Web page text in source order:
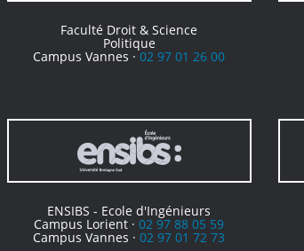
Faculté Droit & Science
Politique
Campus Vannes ·02 97 01 26 00
ENSIBS - Ecole d'Ingénieurs
Campus Lorient ·02 97 88 05 59
Campus Vannes ·02 97 01 72 73